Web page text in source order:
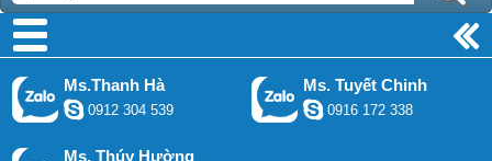
Ms.Thanh Hà
0912 304 539
Ms. Tuyết Chinh
0916 172 338
Ms. Thúy Hường